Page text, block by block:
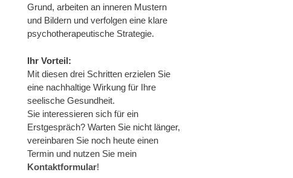
Grund, arbeiten an inneren Mustern
und Bildern und verfolgen eine klare
psychotherapeutische Strategie.
Ihr Vorteil:
Mit diesen drei Schritten erzielen Sie
eine nachhaltige Wirkung für Ihre
seelische Gesundheit.
Sie interessieren sich für ein
Erstgespräch? Warten Sie nicht länger,
vereinbaren Sie noch heute einen
Termin und nutzen Sie mein
Kontaktformular!